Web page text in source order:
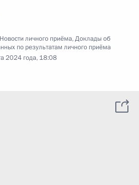
Новости личного приёма,Доклады об
по результатам личного приёма
2024 года, 18:08